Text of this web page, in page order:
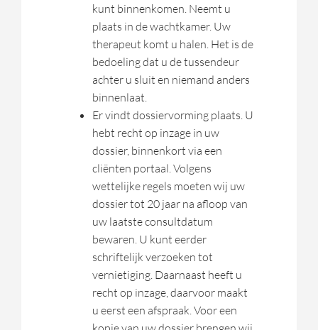
kunt binnenkomen. Neemt u
plaats in de wachtkamer. Uw
therapeut komt u halen. Het is de
bedoeling dat u de tussendeur
achter u sluit en niemand anders
binnenlaat.
Er vindt dossiervorming plaats. U
hebt recht op inzage in uw
dossier, binnenkort via een
cliënten portaal. Volgens
wettelijke regels moeten wij uw
dossier tot 20 jaar na afloop van
uw laatste consultdatum
bewaren. U kunt eerder
schriftelijk verzoeken tot
vernietiging. Daarnaast heeft u
recht op inzage, daarvoor maakt
u eerst een afspraak. Voor een